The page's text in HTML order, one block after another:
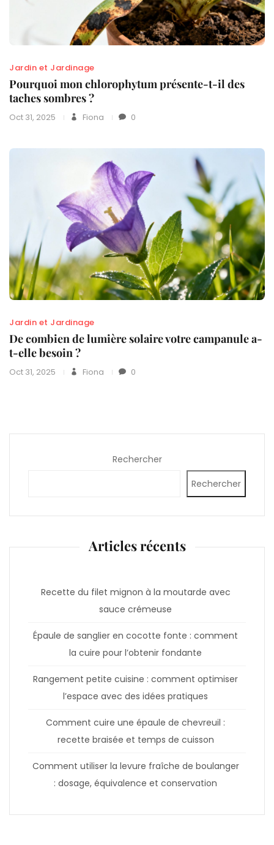
Jardin et Jardinage
Pourquoi mon chlorophytum présente-t-il des
taches sombres ?
Oct 31, 2025 Fiona 0
Jardin et Jardinage
De combien de lumière solaire votre campanule a-
t-elle besoin ?
Oct 31, 2025 Fiona 0
Rechercher
Rechercher
Articles récents
Recette du filet mignon à la moutarde avec
sauce crémeuse
Épaule de sanglier en cocotte fonte : comment
la cuire pour l’obtenir fondante
Rangement petite cuisine : comment optimiser
l’espace avec des idées pratiques
Comment cuire une épaule de chevreuil :
recette braisée et temps de cuisson
Comment utiliser la levure fraîche de boulanger
: dosage, équivalence et conservation